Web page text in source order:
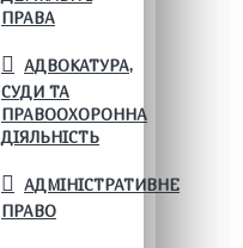
ПРАВА
АДВОКАТУРА,
СУДИ ТА
ПРАВООХОРОННА
ДІЯЛЬНІСТЬ
АДМІНІСТРАТИВНЕ
ПРАВО